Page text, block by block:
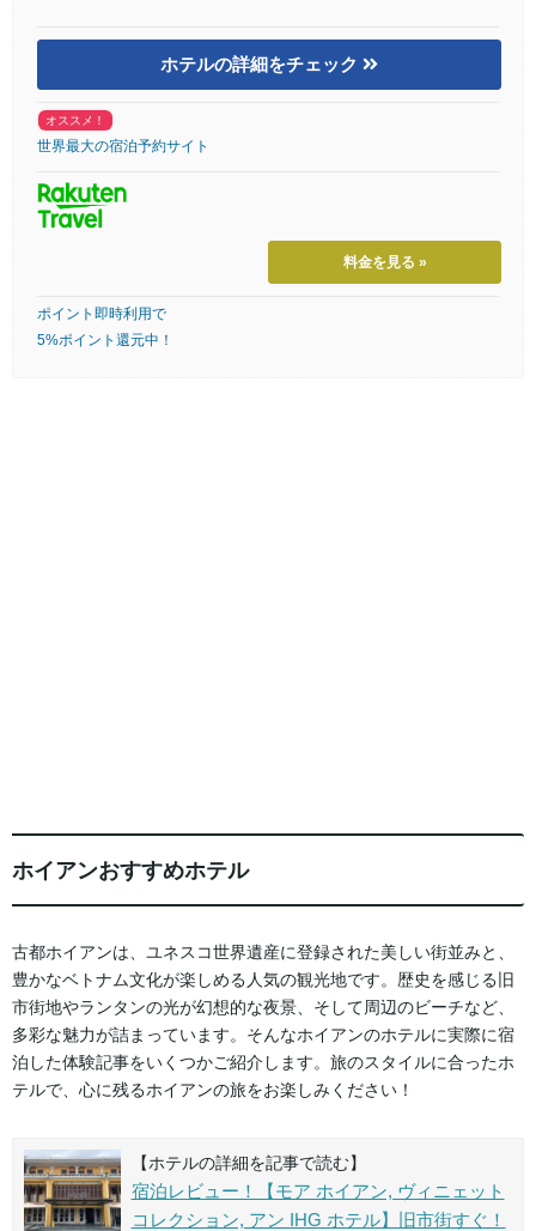
ホテルの詳細をチェック
オススメ！
世界最大の宿泊予約サイト
料金を見る »
ポイント即時利用で
5%ポイント還元中！
ホイアンおすすめホテル
古都ホイアンは、ユネスコ世界遺産に登録された美しい街並みと、
豊かなベトナム文化が楽しめる人気の観光地です。歴史を感じる旧
市街地やランタンの光が幻想的な夜景、そして周辺のビーチなど、
多彩な魅力が詰まっています。そんなホイアンのホテルに実際に宿
泊した体験記事をいくつかご紹介します。旅のスタイルに合ったホ
テルで、心に残るホイアンの旅をお楽しみください！
【ホテルの詳細を記事で読む】
宿泊レビュー！【モア ホイアン, ヴィニェット
コレクション, アン IHG ホテル】旧市街すぐ！